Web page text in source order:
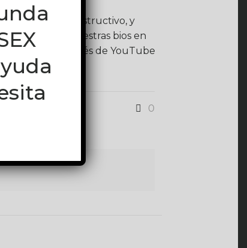
del diálogo constructivo, y
localizar en nuestras bios en
o también a través de YouTube
0